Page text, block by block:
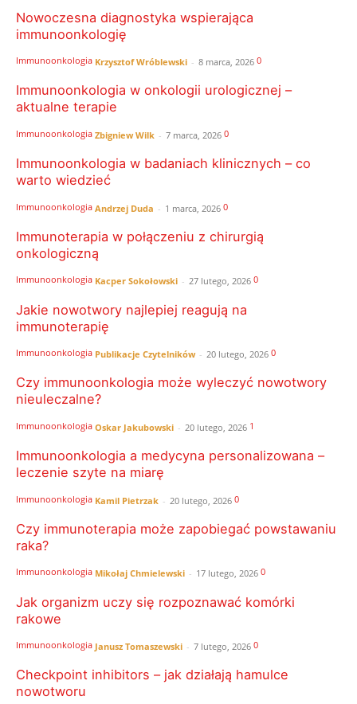
Nowoczesna diagnostyka wspierająca
immunoonkologię
Immunoonkologia Krzysztof Wróblewski - 8 marca, 2026 0
Immunoonkologia w onkologii urologicznej –
aktualne terapie
Immunoonkologia Zbigniew Wilk - 7 marca, 2026 0
Immunoonkologia w badaniach klinicznych – co
warto wiedzieć
Immunoonkologia Andrzej Duda - 1 marca, 2026 0
Immunoterapia w połączeniu z chirurgią
onkologiczną
Immunoonkologia Kacper Sokołowski - 27 lutego, 2026 0
Jakie nowotwory najlepiej reagują na
immunoterapię
Immunoonkologia Publikacje Czytelników - 20 lutego, 2026 0
Czy immunoonkologia może wyleczyć nowotwory
nieuleczalne?
Immunoonkologia Oskar Jakubowski - 20 lutego, 2026 1
Immunoonkologia a medycyna personalizowana –
leczenie szyte na miarę
Immunoonkologia Kamil Pietrzak - 20 lutego, 2026 0
Czy immunoterapia może zapobiegać powstawaniu
raka?
Immunoonkologia Mikołaj Chmielewski - 17 lutego, 2026 0
Jak organizm uczy się rozpoznawać komórki
rakowe
Immunoonkologia Janusz Tomaszewski - 7 lutego, 2026 0
Checkpoint inhibitors – jak działają hamulce
nowotworu